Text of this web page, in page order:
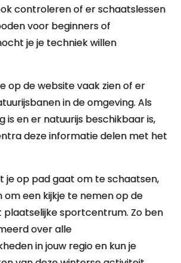
controleren of er schaatslessen
voor beginners of
je je techniek willen
op de website vaak zien of er
in de omgeving. Als
is en er natuurijs beschikbaar is,
deze informatie delen met het
je op pad gaat om te schaatsen,
om een kijkje te nemen op de
plaatselijke sportcentrum. Zo ben
over alle
in jouw regio en kun je